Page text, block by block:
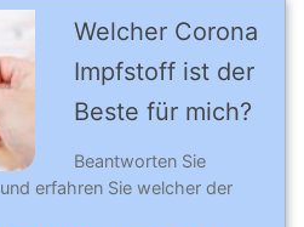
Welcher Corona
Impfstoff ist der
Beste für mich?
Beantworten Sie
und erfahren Sie welcher der